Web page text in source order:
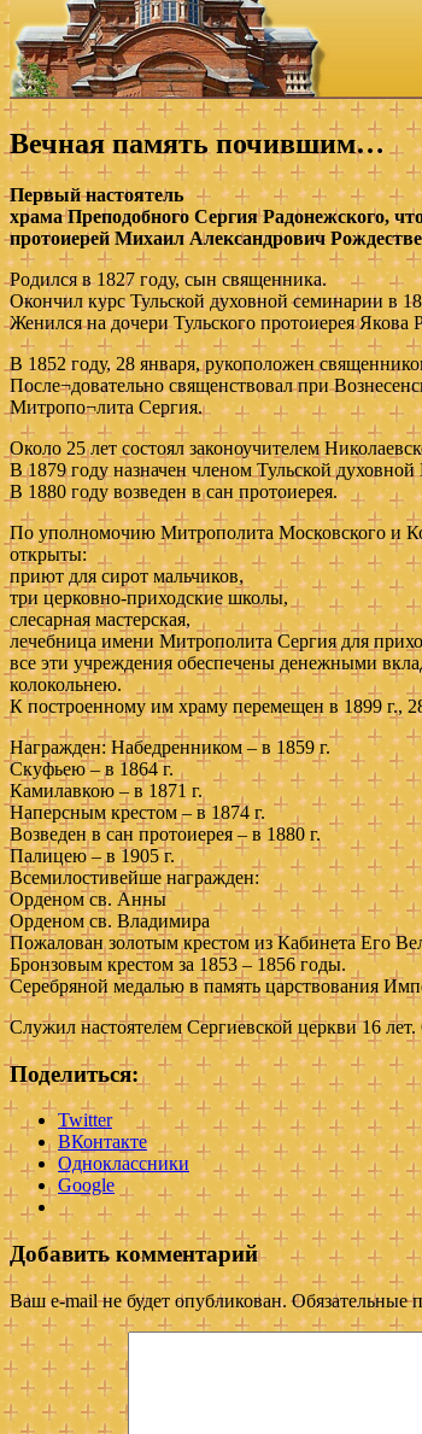
Вечная память почившим…
Первый настоятель
храма Преподобного Сергия Радонежского,
протоиерей Михаил Александрович
Родился в 1827 году, сын священника.
Окончил курс Тульской духовной семинарии в
Женился на дочери Тульского протоиерея Якова
В 1852 году, 28 января, рукоположен
После¬довательно священствовал при
Митропо¬лита Сергия.
Около 25 лет состоял законоучителем
В 1879 году назначен членом Тульской
В 1880 году возведен в сан протоиерея.
По уполномочию Митрополита Московского и
открыты:
приют для сирот мальчиков,
три церковно-приходские школы,
слесарная мастерская,
лечебница имени Митрополита Сергия для
все эти учреждения обеспечены денежными
колокольнею.
К построенному им храму перемещен в 1899 г.,
Награжден: Набедренником – в 1859 г.
Скуфьею – в 1864 г.
Камилавкою – в 1871 г.
Наперсным крестом – в 1874 г.
Возведен в сан протоиерея – в 1880 г.
Палицею – в 1905 г.
Всемилостивейше награжден:
Орденом св. Анны
Орденом св. Владимира
Пожалован золотым крестом из Кабинета Его
Бронзовым крестом за 1853 – 1856 годы.
Серебряной медалью в память царствования
Служил настоятелем Сергиевской церкви 16
Поделиться:
Twitter
ВКонтакте
Одноклассники
Google
Добавить комментарий
Ваш e-mail не будет опубликован. Обязательные